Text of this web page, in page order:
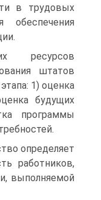
в трудовых
обеспечения
ресурсов
штатов
1) оценка
будущих
программы
определяет
работников,
выполняемой